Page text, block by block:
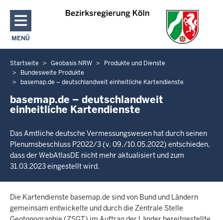
Direkt zum Inhalt
MENÜ
NAVIGATION AKTIVIEREN/DEAKTIVIEREN: HAUPTMENÜ
Sie
befinden
hier
Startseite Geobasis NRW
Produkte und Dienste
Bundesweite Produkte
basemap.de – deutschlandweit einheitliche Kartendienste
basemap.de – deutschlandweit
einheitliche Kartendienste
Das Amtliche deutsche Vermessungswesen hat durch seinen
Plenumsbeschluss P2022/3 (v. 09./10.05.2022) entschieden,
dass der WebAtlasDE nicht mehr aktualisiert und zum
31.03.2023 eingestellt wird.
Die Kartendienste basemap.de sind von Bund und Ländern
gemeinsam entwickelte und durch die Zentrale Stelle